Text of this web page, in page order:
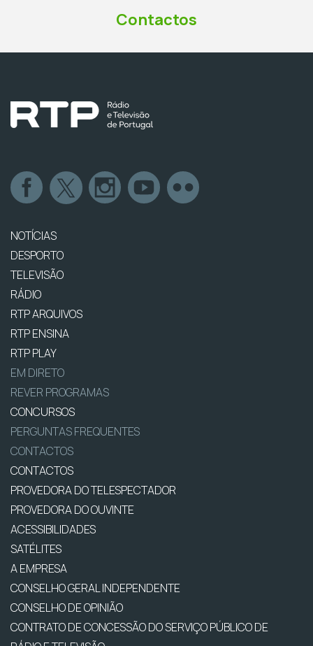
Contactos
NOTÍCIAS
DESPORTO
TELEVISÃO
RÁDIO
RTP ARQUIVOS
RTP ENSINA
RTP PLAY
EM DIRETO
REVER PROGRAMAS
CONCURSOS
PERGUNTAS FREQUENTES
CONTACTOS
CONTACTOS
PROVEDORA DO TELESPECTADOR
PROVEDORA DO OUVINTE
ACESSIBILIDADES
SATÉLITES
A EMPRESA
CONSELHO GERAL INDEPENDENTE
CONSELHO DE OPINIÃO
CONTRATO DE CONCESSÃO DO SERVIÇO PÚBLICO DE